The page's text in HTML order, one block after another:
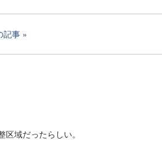
記事
域だったらしい。